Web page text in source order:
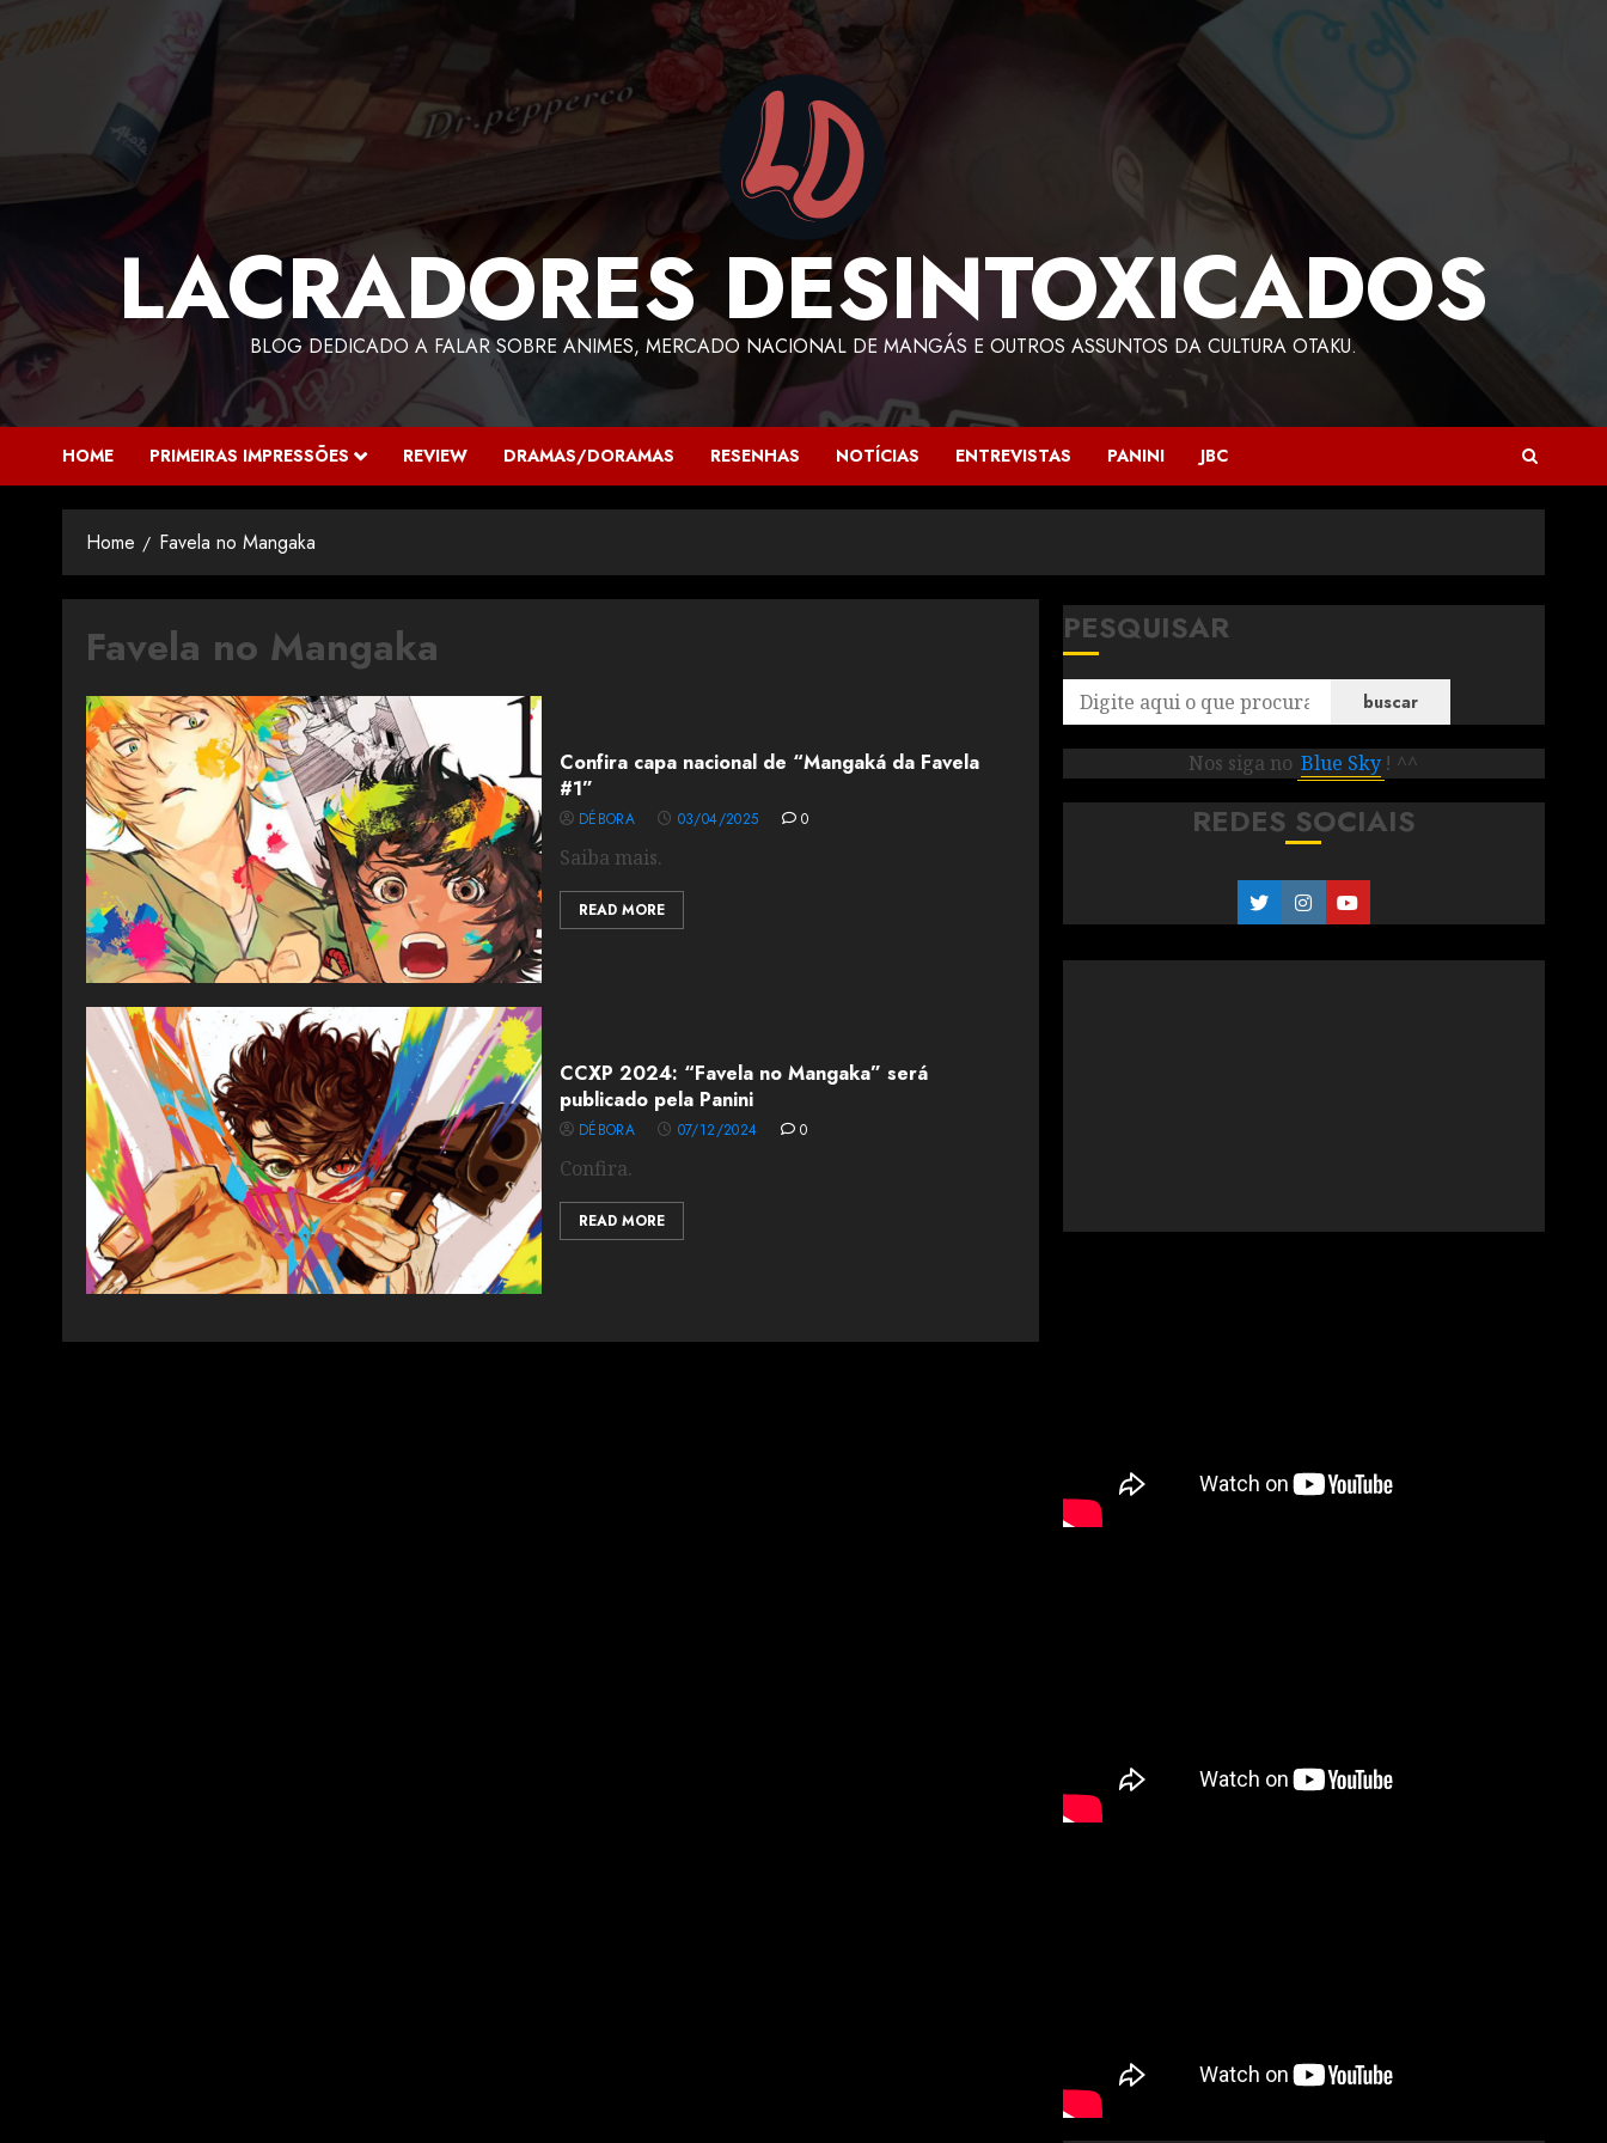
LACRADORES DESINTOXICADOS
BLOG DEDICADO A FALAR SOBRE ANIMES, MERCADO NACIONAL DE MANGÁS E OUTROS ASSUNTOS DA CULTURA OTAKU.
HOME PRIMEIRAS IMPRESSÕES REVIEW DRAMAS/DORAMAS RESENHAS NOTÍCIAS ENTREVISTAS PANINI JBC
Home Favela no Mangaka
Favela no Mangaka
Confira capa nacional de “Mangaká da Favela
#1”
DÉBORA 03/04/2025 0
Saiba mais.
READ MORE
CCXP 2024: “Favela no Mangaka” será
publicado pela Panini
DÉBORA 07/12/2024 0
Confira.
READ MORE
PESQUISAR
buscar
Nos siga no Blue Sky ! ^^
REDES SOCIAIS